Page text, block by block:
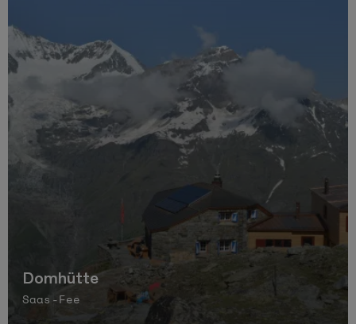
Domhütte
Saas-Fee